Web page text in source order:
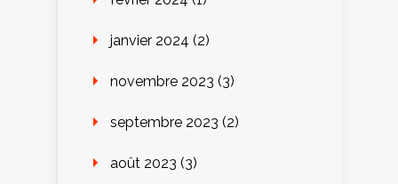
janvier 2024 (2)
novembre 2023 (3)
septembre 2023 (2)
août 2023 (3)